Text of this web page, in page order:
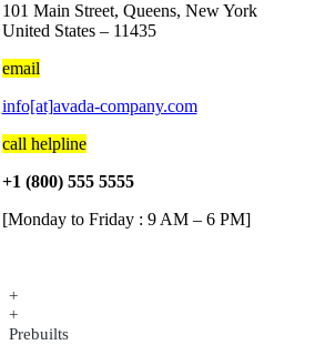
101 Main Street, Queens, New York
United States – 11435
email
info[at]avada-company.com
call helpline
+1 (800) 555 5555
[Monday to Friday : 9 AM – 6 PM]
+
+
Prebuilts